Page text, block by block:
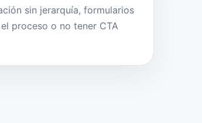
sin jerarquía, formularios
proceso o no tener CTA